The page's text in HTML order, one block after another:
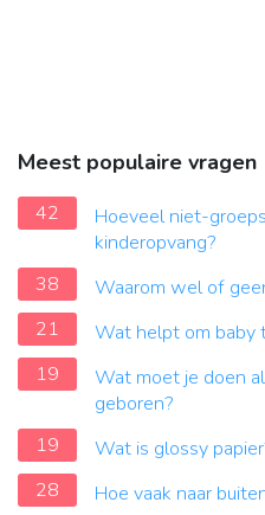
Meest populaire vragen
42
Hoeveel niet-
kinderopvang?
38
Waarom wel of
21
Wat helpt om baby
19
Wat moet je doen
geboren?
19
Wat is glossy
28
Hoe vaak naar